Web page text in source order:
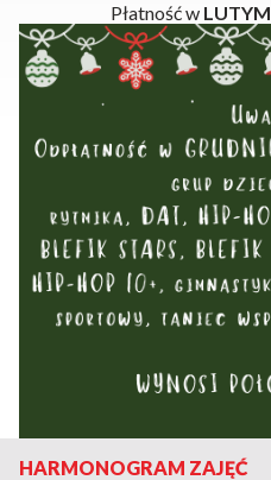
Płatność w LUTYM
HARMONOGRAM ZAJĘĆ